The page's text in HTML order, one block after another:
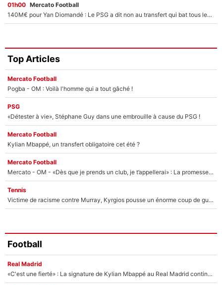
01h00 Mercato Football
140M€ pour Yan Diomandé : Le PSG a dit non au transfert qui bat tous les records sur le mercato
Top Articles
Mercato Football
Pogba - OM : Voilà l'homme qui a tout gâché !
PSG
«Détester à vie», Stéphane Guy dans une embrouille à cause du PSG !
Mercato Football
Kylian Mbappé, un transfert obligatoire cet été ?
Mercato Football
Mercato - OM - «Dès que je prends un club, je t’appellerai» : La promesse de Marcelino au moment de claquer la porte
Tennis
Victime de racisme contre Murray, Kyrgios pousse un énorme coup de gueule !
Football
Real Madrid
«C'est une fierté» : La signature de Kylian Mbappé au Real Madrid continue de régaler l'Espagne